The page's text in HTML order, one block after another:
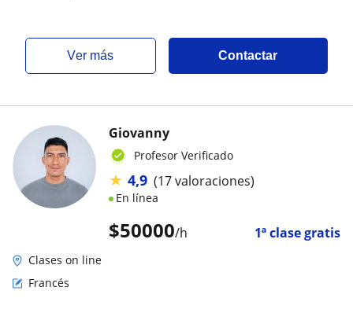
ver más Contactar
$50000/h 1ª clase gratis
Giovanny
Profesor Verificado
★ 4,9 (17 valoraciones)
En línea
Clases on line
Francés